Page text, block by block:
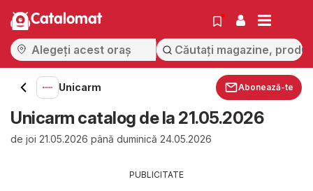
Catalomat
Unicarm Abonează-te
Unicarm catalog de la 21.05.2026
de joi 21.05.2026 până duminică 24.05.2026
PUBLICITATE